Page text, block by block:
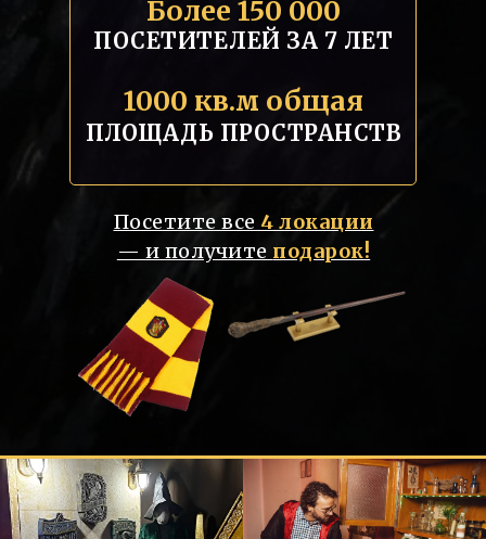
Посетите все 4 локации
— и получите подарок!
ПОСЕТИТЕЛЕЙ ЗА 7 ЛЕТ
Более 150 000
1000 кв.м общая
ПЛОЩАДЬ ПРОСТРАНСТВ